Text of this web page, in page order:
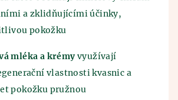
a zklidňujícími účinky,
pokožku
mléka a krémyvyužívají
vlastnosti kvasnic a
pokožku pružnou